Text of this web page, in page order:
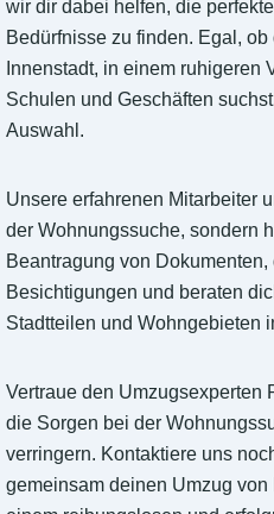
wir dir dabei helfen, die
Bedürfnisse zu finden. Egal,
Innenstadt, in einem ruhigeren
Schulen und Geschäften
Auswahl.
Unsere erfahrenen Mitarbeiter
der Wohnungssuche, sondern
Beantragung von
Besichtigungen und beraten
Stadtteilen und Wohngebieten
Vertraue den Umzugsexperten
die Sorgen bei der
verringern. Kontaktiere uns
gemeinsam deinen Umzug